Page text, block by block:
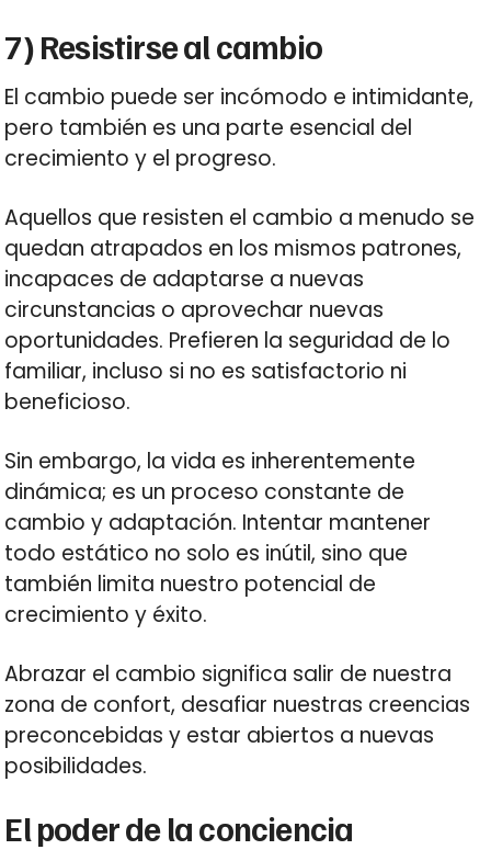
7) Resistirse al cambio
El cambio puede ser incómodo e intimidante,
pero también es una parte esencial del
crecimiento y el progreso.
Aquellos que resisten el cambio a menudo se
quedan atrapados en los mismos patrones,
incapaces de adaptarse a nuevas
circunstancias o aprovechar nuevas
oportunidades. Prefieren la seguridad de lo
familiar, incluso si no es satisfactorio ni
beneficioso.
Sin embargo, la vida es inherentemente
dinámica; es un proceso constante de
cambio y adaptación. Intentar mantener
todo estático no solo es inútil, sino que
también limita nuestro potencial de
crecimiento y éxito.
Abrazar el cambio significa salir de nuestra
zona de confort, desafiar nuestras creencias
preconcebidas y estar abiertos a nuevas
posibilidades.
El poder de la conciencia